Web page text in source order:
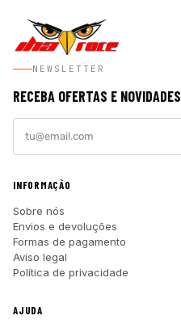
NEWSLETTER
RECEBA OFERTAS E NOVIDADES
INFORMAÇÃO
Sobre nós
Envios e devoluções
Formas de pagamento
Aviso legal
Política de privacidade
AJUDA